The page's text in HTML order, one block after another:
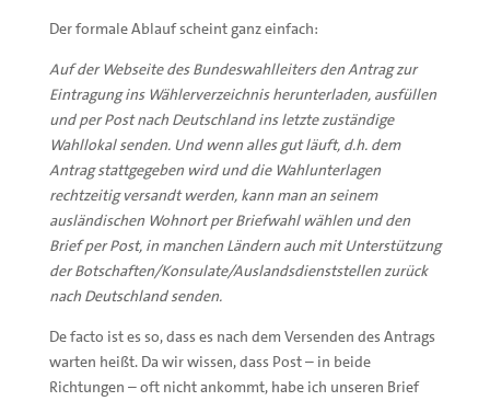
Der formale Ablauf scheint ganz einfach:
Auf der Webseite des Bundeswahlleiters den Antrag zur
Eintragung ins Wählerverzeichnis herunterladen, ausfüllen
und per Post nach Deutschland ins letzte zuständige
Wahllokal senden. Und wenn alles gut läuft, d.h. dem
Antrag stattgegeben wird und die Wahlunterlagen
rechtzeitig versandt werden, kann man an seinem
ausländischen Wohnort per Briefwahl wählen und den
Brief per Post, in manchen Ländern auch mit Unterstützung
der Botschaften/Konsulate/Auslandsdienststellen zurück
nach Deutschland senden.
De facto ist es so, dass es nach dem Versenden des Antrags
warten heißt. Da wir wissen, dass Post – in beide
Richtungen – oft nicht ankommt, habe ich unseren Brief